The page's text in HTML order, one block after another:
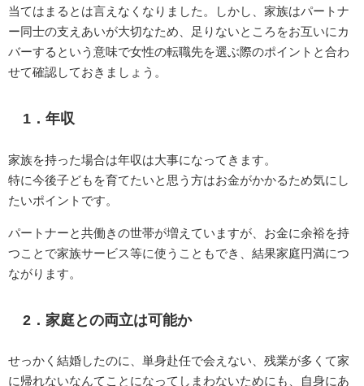
当てはまるとは言えなくなりました。しかし、家族はパートナ
ー同士の支えあいが大切なため、足りないところをお互いにカ
バーするという意味で女性の転職先を選ぶ際のポイントと合わ
せて確認しておきましょう。
1．年収
家族を持った場合は年収は大事になってきます。
特に今後子どもを育てたいと思う方はお金がかかるため気にし
たいポイントです。
パートナーと共働きの世帯が増えていますが、お金に余裕を持
つことで家族サービス等に使うこともでき、結果家庭円満につ
ながります。
2．家庭との両立は可能か
せっかく結婚したのに、単身赴任で会えない、残業が多くて家
に帰れないなんてことになってしまわないためにも、自身にあ